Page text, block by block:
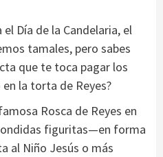
Día de la Candelaria, el
tamales, pero sabes
que te toca pagar los
la torta de Reyes?
Rosca de Reyes en
figuritas—en forma
al Niño Jesús o más